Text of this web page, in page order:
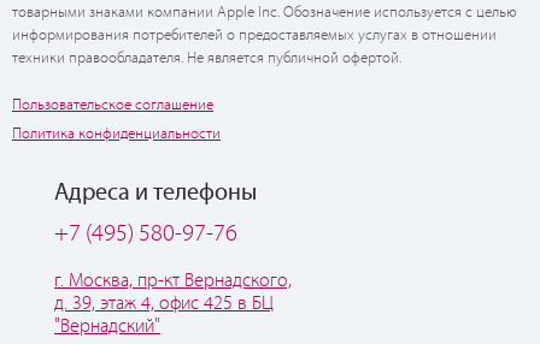
товарными знаками компании Apple Inc. Обозначение используется с целью
информирования потребителей о предоставляемых услугах в отношении
техники правообладателя. Не является публичной офертой.
Пользовательское соглашение
Политика конфиденциальности
Адреса и телефоны
+7 (495) 580-97-76
г. Москва, пр-кт Вернадского,
д. 39, этаж 4, офис 425 в БЦ
"Вернадский"